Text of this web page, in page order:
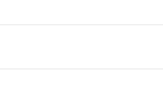
：
費者保護法第19條第1項後